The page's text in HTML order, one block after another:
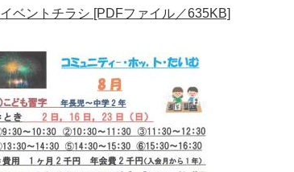
イベントチラシ [PDFファイル／635KB]